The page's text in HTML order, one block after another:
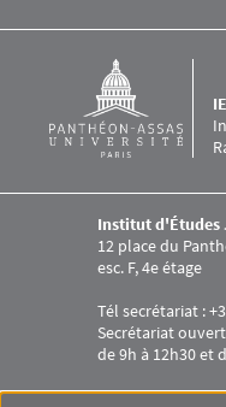
Institut d'Études
12 place du
esc. F, 4e étage
Tél secrétariat :
Secrétariat
de 9h à 12h30 et
Menu RS